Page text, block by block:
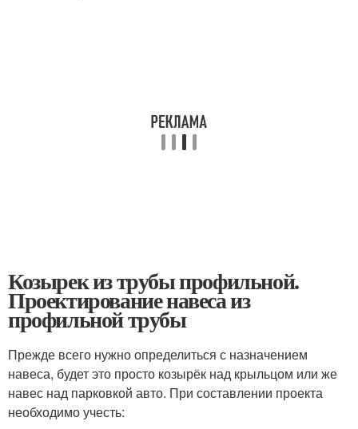
Козырек из трубы профильной.
Проектирование навеса из
профильной трубы
Прежде всего нужно определиться с назначением
навеса, будет это просто козырёк над крыльцом или же
навес над парковкой авто. При составлении проекта
необходимо учесть: